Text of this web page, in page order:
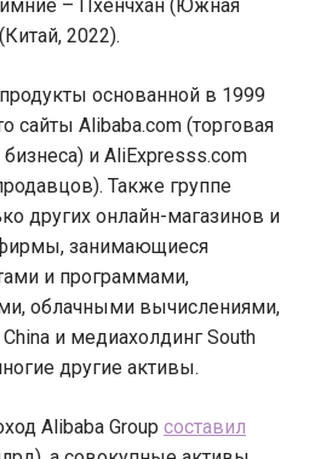
– Пхенчхан (Южная
2022).
основанной в 1999
сайты Alibaba.com (торговая
и AliExpresss.com
Также группе
других онлайн-магазинов и
занимающиеся
и программами,
облачными вычислениями,
и медиахолдинг South
другие активы.
Alibaba Group составил